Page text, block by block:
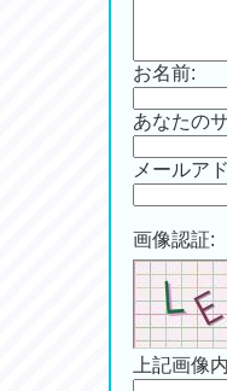
お名前:
あなたの
メールア
画像認証:
上記画像